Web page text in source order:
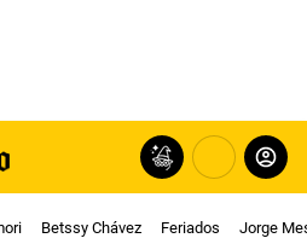
Betssy Chávez Feriados Jorge